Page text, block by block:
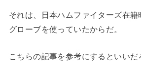
それは、日本ハムファイターズ在
グローブを使っていたからだ。
こちらの記事を参考にするといいだ